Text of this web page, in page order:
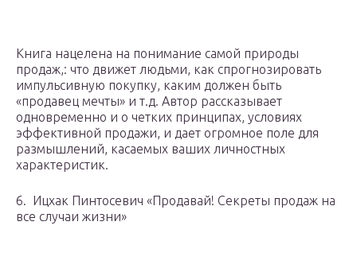
Книга нацелена на понимание самой природы
продаж,: что движет людьми, как спрогнозировать
импульсивную покупку, каким должен быть
«продавец мечты» и т.д. Автор рассказывает
одновременно и о четких принципах, условиях
эффективной продажи, и дает огромное поле для
размышлений, касаемых ваших личностных
характеристик.
6. Ицхак Пинтосевич «Продавай! Секреты продаж на
все случаи жизни»